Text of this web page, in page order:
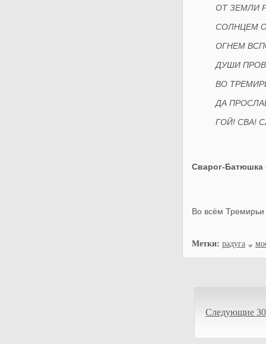
ОТ ЗЕМЛИ
СОЛНЦЕМ
ОГНЕМ
ДУШИ
ВО
ДА
ГОЙ! СВА!
Сварог-Батюшка
Во всём Тремирьи
Метки: радуга
Следующие